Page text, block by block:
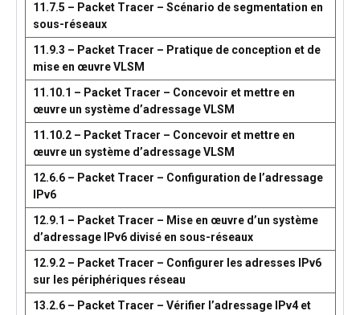
11.7.5 – Packet Tracer – Scénario de segmentation en
sous-réseaux
11.9.3 – Packet Tracer – Pratique de conception et de
mise en œuvre VLSM
11.10.1 – Packet Tracer – Concevoir et mettre en
œuvre un système d’adressage VLSM
11.10.2 – Packet Tracer – Concevoir et mettre en
œuvre un système d’adressage VLSM
12.6.6 – Packet Tracer – Configuration de l’adressage
IPv6
12.9.1 – Packet Tracer – Mise en œuvre d’un système
d’adressage IPv6 divisé en sous-réseaux
12.9.2 – Packet Tracer – Configurer les adresses IPv6
sur les périphériques réseau
13.2.6 – Packet Tracer – Vérifier l’adressage IPv4 et